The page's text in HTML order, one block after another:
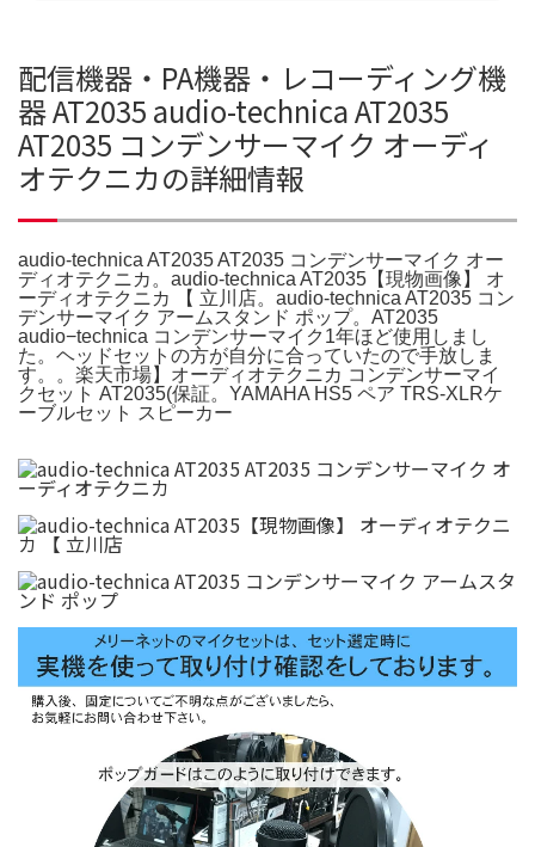
配信機器・PA機器・レコーディング機
器 AT2035 audio-technica AT2035
AT2035 コンデンサーマイク オーディ
オテクニカの詳細情報
audio-technica AT2035 AT2035 コンデンサーマイク オー
ディオテクニカ。audio-technica AT2035【現物画像】 オ
ーディオテクニカ 【 立川店。audio-technica AT2035 コン
デンサーマイク アームスタンド ポップ。AT2035
audio−technica コンデンサーマイク1年ほど使用しまし
た。ヘッドセットの方が自分に合っていたので手放しま
す。。楽天市場】オーディオテクニカ コンデンサーマイ
クセット AT2035(保証。YAMAHA HS5 ペア TRS-XLRケ
ーブルセット スピーカー